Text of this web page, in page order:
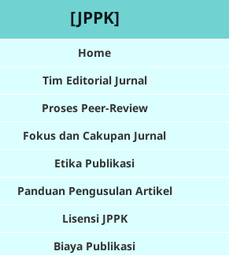
[JPPK]
Home
Tim Editorial Jurnal
Proses Peer-Review
Fokus dan Cakupan Jurnal
Etika Publikasi
Panduan Pengusulan Artikel
Lisensi JPPK
Biaya Publikasi